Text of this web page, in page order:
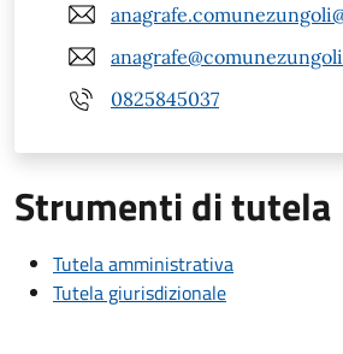
0825845037
Strumenti di tutela
Tutela amministrativa
Tutela giurisdizionale